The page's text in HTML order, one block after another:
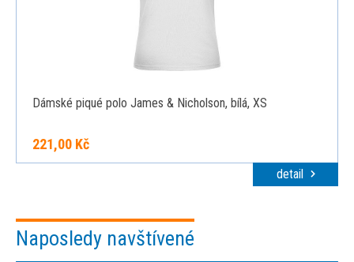
Dámské piqué polo James & Nicholson, bílá, XS
221,00 Kč
detail
Naposledy navštívené